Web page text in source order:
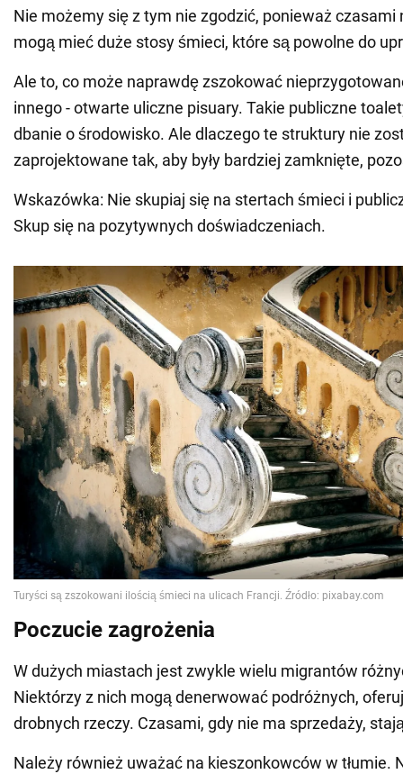
Nie możemy się z tym nie zgodzić, ponieważ czasami
mogą mieć duże stosy śmieci, które są powolne do
Ale to, co może naprawdę zszokować
innego - otwarte uliczne pisuary. Takie publiczne
dbanie o środowisko. Ale dlaczego te struktury nie
zaprojektowane tak, aby były bardziej zamknięte,
Wskazówka: Nie skupiaj się na stertach śmieci i
Skup się na pozytywnych doświadczeniach.
Poczucie zagrożenia
W dużych miastach jest zwykle wielu migrantów
Niektórzy z nich mogą denerwować podróżnych,
drobnych rzeczy. Czasami, gdy nie ma sprzedaży,
Należy również uważać na kieszonkowców w tłumie.